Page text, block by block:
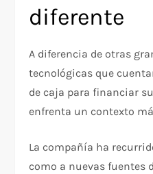
diferente
A diferencia de otras
tecnológicas que
de caja para financiar
enfrenta un contexto
La compañía ha
como a nuevas fuentes